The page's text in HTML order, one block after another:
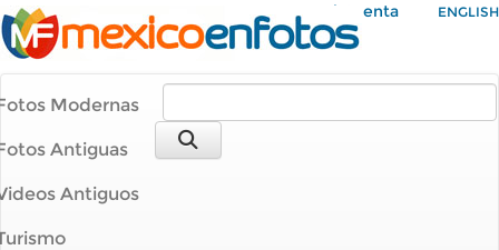
Mi Cuenta ENGLISH
Modernas
Antiguas
Antiguos